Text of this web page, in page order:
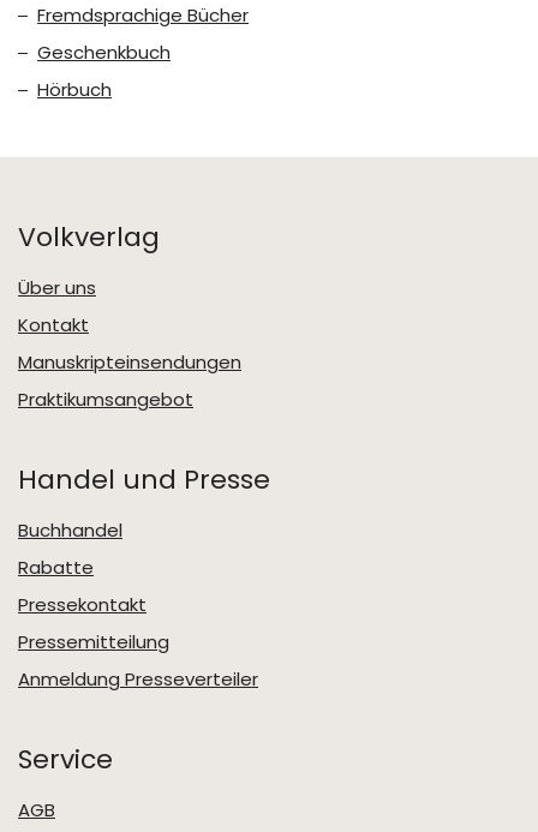
Fremdsprachige Bücher
Geschenkbuch
Hörbuch
Volkverlag
Über uns
Kontakt
Manuskripteinsendungen
Praktikumsangebot
Handel und Presse
Buchhandel
Rabatte
Pressekontakt
Pressemitteilung
Anmeldung Presseverteiler
Service
AGB